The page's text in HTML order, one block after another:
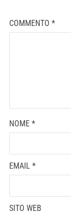
COMMENTO *
NOME *
EMAIL *
SITO WEB